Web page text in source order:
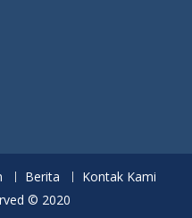
Berita
Kontak Kami
© 2020